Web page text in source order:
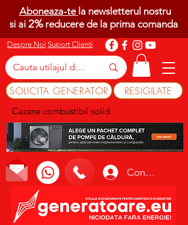
Despre Noi Suport Clienti
SOLICITA GENERATOR RESIGILATE
Cazane combustibil solid
Conectează-te
Aboneaza-te la newsletterul nostru
si ai 2%reducere de la prima comanda